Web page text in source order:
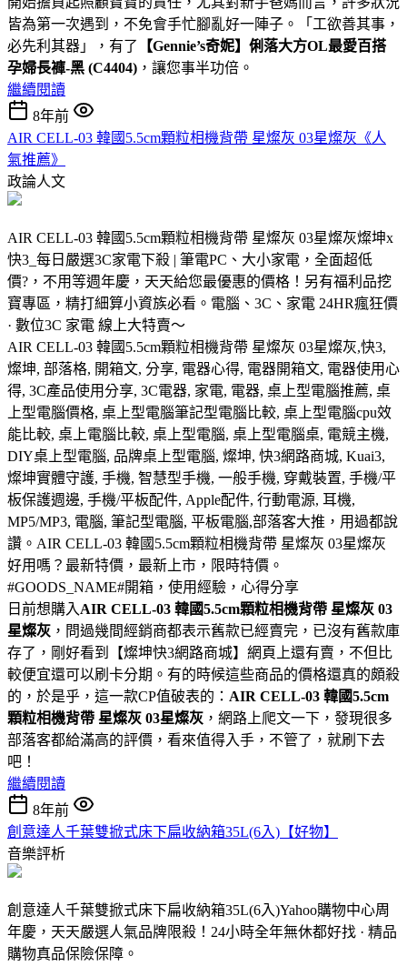
皆為第一次遇到，不免會手忙腳亂好一陣子。「工欲善其事，
必先利其器」，有了
【Gennie’s奇妮】俐落大方OL最愛百搭
孕婦長褲-黑 (C4404) ，讓您事半功倍。
繼續閱讀
8年前
AIR CELL-03 韓國5.5cm顆粒相機背帶 星燦灰 03星燦灰《人
氣推薦》
政論人文
AIR CELL-03 韓國5.5cm顆粒相機背帶 星燦灰 03星燦灰燦坤x
快3_每日嚴選3C家電下殺 | 筆電PC、大小家電，全面超低
價?，不用等週年慶，天天給您最優惠的價格！另有福利品挖
寶專區，精打細算小資族必看。電腦、3C、家電 24HR瘋狂價
· 數位3C 家電 線上大特賣～
AIR CELL-03 韓國5.5cm顆粒相機背帶 星燦灰 03星燦灰,快3,
燦坤, 部落格, 開箱文, 分享, 電器心得, 電器開箱文, 電器使用心
得, 3C產品使用分享, 3C電器, 家電, 電器, 桌上型電腦推薦, 桌
上型電腦價格, 桌上型電腦筆記型電腦比較, 桌上型電腦cpu效
能比較, 桌上電腦比較, 桌上型電腦, 桌上型電腦桌, 電競主機,
DIY桌上型電腦, 品牌桌上型電腦, 燦坤, 快3網路商城, Kuai3,
燦坤實體守護, 手機, 智慧型手機, 一般手機, 穿戴裝置, 手機/平
板保護週邊, 手機/平板配件, Apple配件, 行動電源, 耳機,
MP5/MP3, 電腦, 筆記型電腦, 平板電腦,部落客大推，用過都說
讚。AIR CELL-03 韓國5.5cm顆粒相機背帶 星燦灰 03星燦灰
好用嗎？最新特價，最新上市，限時特價。
#GOODS_NAME#開箱，使用經驗，心得分享
日前想購入 AIR CELL-03 韓國5.5cm顆粒相機背帶 星燦灰 03
星燦灰 ，問過幾間經銷商都表示舊款已經賣完，已沒有舊款庫
存了，剛好看到【燦坤快3網路商城】網頁上還有賣，不但比
較便宜還可以刷卡分期。有的時候這些商品的價格還真的頗殺
的，於是乎，這一款CP值破表的： AIR CELL-03 韓國5.5cm
顆粒相機背帶 星燦灰 03星燦灰 ，網路上爬文一下，發現很多
部落客都給滿高的評價，看來值得入手，不管了，就刷下去
吧！
繼續閱讀
8年前
創意達人千葉雙掀式床下扁收納箱35L(6入)【好物】
音樂評析
創意達人千葉雙掀式床下扁收納箱35L(6入)Yahoo購物中心周
年慶，天天嚴選人氣品牌限殺！24小時全年無休都好找 · 精品
購物真品保險保障。